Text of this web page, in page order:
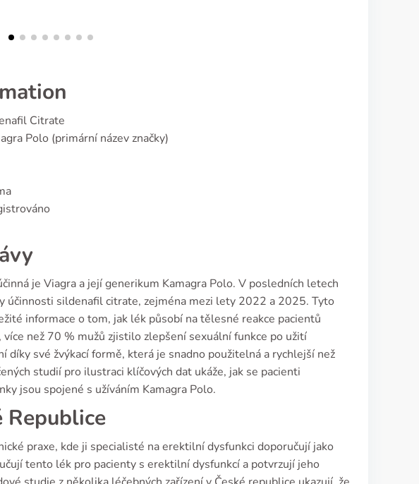
Citrate
Polo (primární název značky)
je Viagra a její generikum Kamagra Polo. V posledních letech
účinnosti sildenafil citrate, zejména mezi lety 2022 a 2025. Tyto
informace o tom, jak lék působí na tělesné reakce pacientů
než 70 % mužů zjistilo zlepšení sexuální funkce po užití
své žvýkací formě, která je snadno použitelná a rychlejší než
studií pro ilustraci klíčových dat ukáže, jak se pacienti
jsou spojené s užíváním Kamagra Polo.
Republice
praxe, kde ji specialisté na erektilní dysfunkci doporučují jako
tento lék pro pacienty s erektilní dysfunkcí a potvrzují jeho